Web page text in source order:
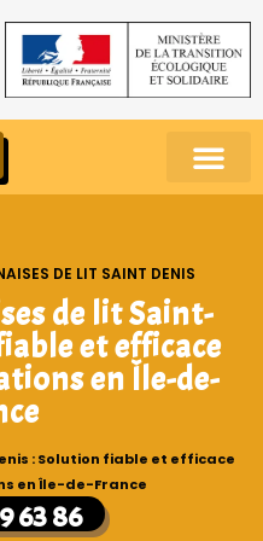
DE LIT SAINT DENIS
de lit Saint-
et efficace
en Île-de-
: Solution fiable et efficace
en Île-de-France
63 86